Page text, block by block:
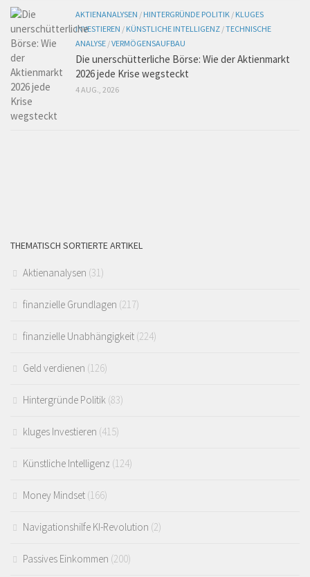
AKTIENANALYSEN / HINTERGRÜNDE POLITIK / KLUGES
INVESTIEREN / KÜNSTLICHE INTELLIGENZ /TECHNISCHE
ANALYSE /VERMÖGENSAUFBAU
Die unerschütterliche Börse: Wie der Aktienmarkt
2026 jede Krise wegsteckt
4 AUG., 2026
THEMATISCH SORTIERTE ARTIKEL
Aktienanalysen (31)
finanzielle Grundlagen (217)
finanzielle Unabhängigkeit (224)
Geld verdienen (126)
Hintergründe Politik (83)
kluges Investieren (415)
Künstliche Intelligenz (124)
Money Mindset (166)
Navigationshilfe KI-Revolution (2)
Passives Einkommen (200)